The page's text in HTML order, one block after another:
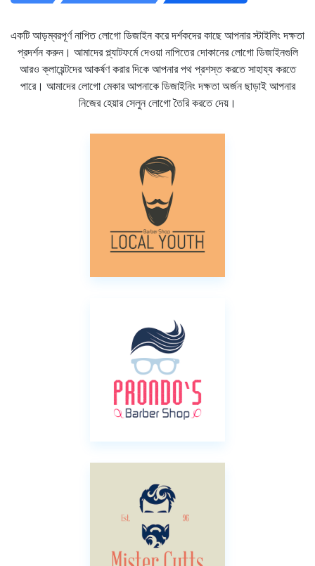
একটি আড়ম্বরপূর্ণ নাপিত লোগো ডিজাইন করে দর্শকদের কাছে আপনার স্টাইলিং দক্ষতা
প্রদর্শন করুন। আমাদের প্ল্যাটফর্মে দেওয়া নাপিতের দোকানের লোগো ডিজাইনগুলি
আরও ক্লায়েন্টদের আকর্ষণ করার দিকে আপনার পথ প্রশস্ত করতে সাহায্য করতে
পারে। আমাদের লোগো মেকার আপনাকে ডিজাইনিং দক্ষতা অর্জন ছাড়াই আপনার
নিজের হেয়ার সেলুন লোগো তৈরি করতে দেয়।